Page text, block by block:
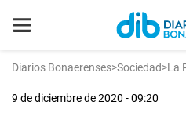
Diarios Bonaerenses>Sociedad>La
9 de diciembre de 2020 - 09:20